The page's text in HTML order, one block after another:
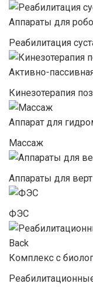
Аппараты для
Реабилитация
Активно-
Кинезотерапия
Аппарат для
Массаж
Аппараты для
ФЭС
Комплекс с